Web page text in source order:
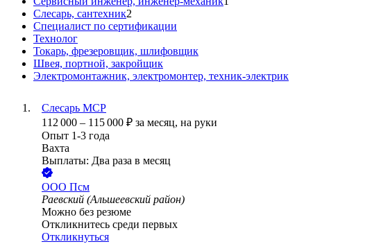
Слесарь, сантехник2
Специалист по сертификации
Технолог
Токарь, фрезеровщик, шлифовщик
Швея, портной, закройщик
Электромонтажник, электромонтер, техник-электрик
Слесарь МСР
112 000 – 115 000 ₽ за месяц, на руки
Опыт 1-3 года
Вахта
Выплаты: Два раза в месяц
ООО Псм
Раевский (Альшеевский район)
Можно без резюме
Откликнитесь среди первых
Откликнуться